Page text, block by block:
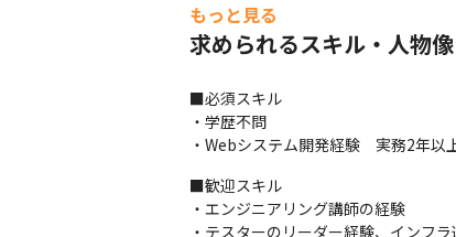
またスタートアップ企業の組織づくり
社内制度改革なども積極的に行ってお
会社や同僚にも目を向けていける方は
【案件例】
・食品企業のWEBサイト構築（会員ペ
・ライブ配信アプリの開発
・結婚相談所アプリの開発
もっと見る
求められるスキル・人物像
■必須スキル
・学歴不問
・Webシステム開発経験　実務2年以
■歓迎スキル
・エンジニアリング講師の経験
・テスターのリーダー経験、インフ